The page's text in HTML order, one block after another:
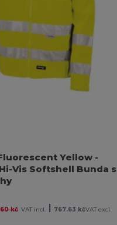
Yellow -
Vis Softshell Bunda s
kč VAT incl. | 767.63 kčVAT excl.